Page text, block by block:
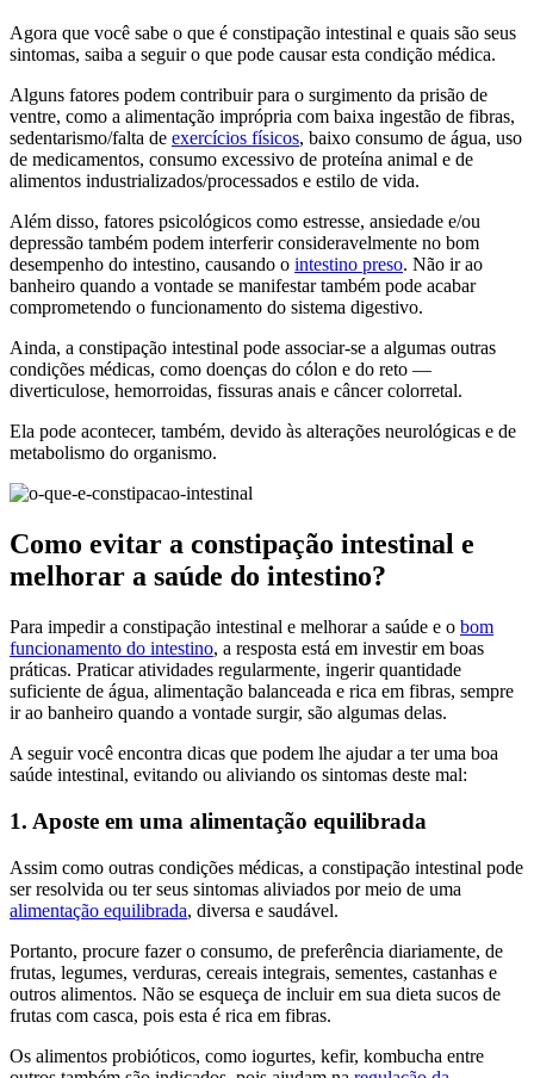
Agora que você sabe o que é constipação intestinal e quais são seus
sintomas, saiba a seguir o que pode causar esta condição médica.
Alguns fatores podem contribuir para o surgimento da prisão de
ventre, como a alimentação imprópria com baixa ingestão de fibras,
sedentarismo/falta de exercícios físicos, baixo consumo de água, uso
de medicamentos, consumo excessivo de proteína animal e de
alimentos industrializados/processados e estilo de vida.
Além disso, fatores psicológicos como estresse, ansiedade e/ou
depressão também podem interferir consideravelmente no bom
desempenho do intestino, causando o intestino preso. Não ir ao
banheiro quando a vontade se manifestar também pode acabar
comprometendo o funcionamento do sistema digestivo.
Ainda, a constipação intestinal pode associar-se a algumas outras
condições médicas, como doenças do cólon e do reto —
diverticulose, hemorroidas, fissuras anais e câncer colorretal.
Ela pode acontecer, também, devido às alterações neurológicas e de
metabolismo do organismo.
Como evitar a constipação intestinal e
melhorar a saúde do intestino?
Para impedir a constipação intestinal e melhorar a saúde e o bom
funcionamento do intestino, a resposta está em investir em boas
práticas. Praticar atividades regularmente, ingerir quantidade
suficiente de água, alimentação balanceada e rica em fibras, sempre
ir ao banheiro quando a vontade surgir, são algumas delas.
A seguir você encontra dicas que podem lhe ajudar a ter uma boa
saúde intestinal, evitando ou aliviando os sintomas deste mal:
1. Aposte em uma alimentação equilibrada
Assim como outras condições médicas, a constipação intestinal pode
ser resolvida ou ter seus sintomas aliviados por meio de uma
alimentação equilibrada, diversa e saudável.
Portanto, procure fazer o consumo, de preferência diariamente, de
frutas, legumes, verduras, cereais integrais, sementes, castanhas e
outros alimentos. Não se esqueça de incluir em sua dieta sucos de
frutas com casca, pois esta é rica em fibras.
Os alimentos probióticos, como iogurtes, kefir, kombucha entre